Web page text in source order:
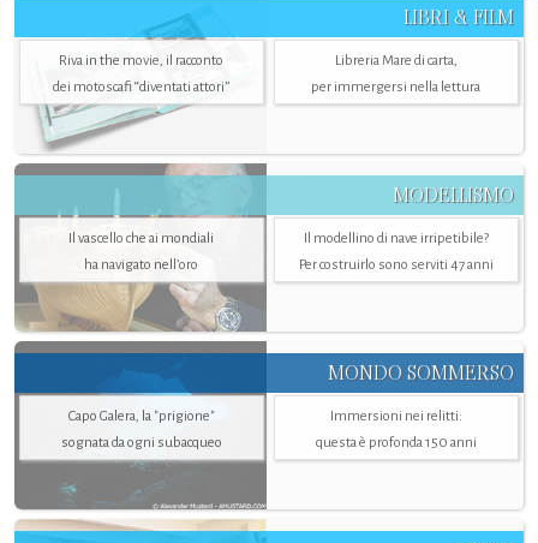
LIBRI & FILM
Riva in the movie, il racconto
dei motoscafi “diventati attori”
Libreria Mare di carta,
per immergersi nella lettura
MODELLISMO
Il vascello che ai mondiali
ha navigato nell’oro
Il modellino di nave irripetibile?
Per costruirlo sono serviti 47 anni
MONDO SOMMERSO
Capo Galera, la "prigione"
sognata da ogni subacqueo
Immersioni nei relitti:
questa è profonda 150 anni